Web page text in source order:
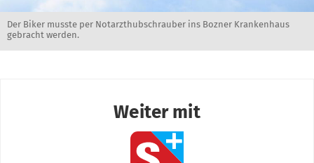
Der Biker musste per Notarzthubschrauber ins Bozner Krankenhaus
gebracht werden.